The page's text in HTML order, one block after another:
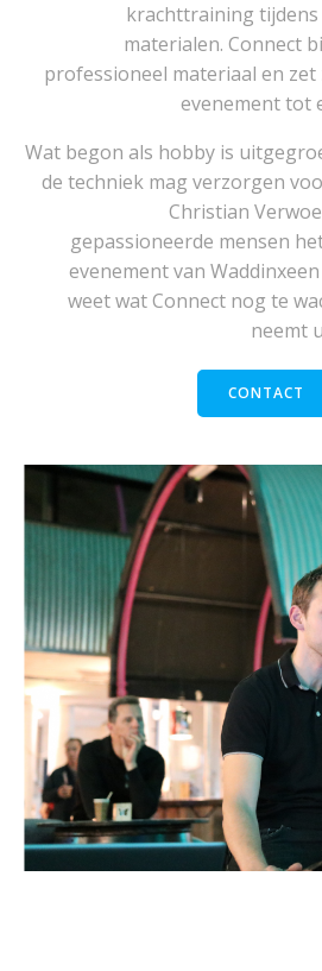
krachttraining
materialen. Connect
professioneel materiaal en
evenement tot
Wat begon als hobby is
de techniek mag verzorgen
Christian
gepassioneerde mensen
evenement van
weet wat Connect nog te
neemt
CONTACT